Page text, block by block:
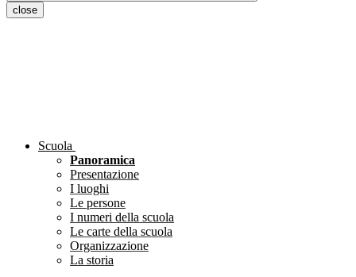
close
Scuola
Panoramica
Presentazione
I luoghi
Le persone
I numeri della scuola
Le carte della scuola
Organizzazione
La storia